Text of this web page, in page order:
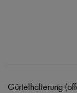
Gürtelhalterung